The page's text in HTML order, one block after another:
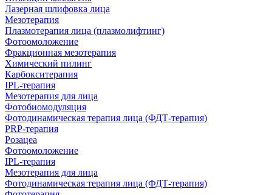
Лазерная шлифовка лица
Мезотерапия
Плазмотерапия лица (плазмолифтинг)
Фотоомоложение
Фракционная мезотерапия
Химический пилинг
Карбокситерапия
IPL‑терапия
Мезотерапия для лица
Фотобиомодуляция
Фотодинамическая терапия лица (ФДТ-терапия)
PRP-терапия
Розацеа
Фотоомоложение
IPL‑терапия
Мезотерапия для лица
Фотодинамическая терапия лица (ФДТ-терапия)